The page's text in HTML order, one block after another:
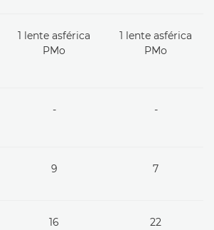
1 lente asférica
PMo
1 lente asférica
PMo
- -
9 7
16 22